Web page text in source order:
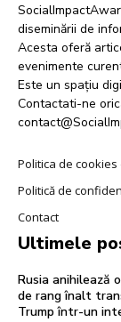
diseminării de
Acesta oferă
evenimente
Este un spațiu
Contactati-ne
Politica de cookies
Politică de
Contact
Ultimele
Rusia anihilează
de rang înalt
Trump într-un